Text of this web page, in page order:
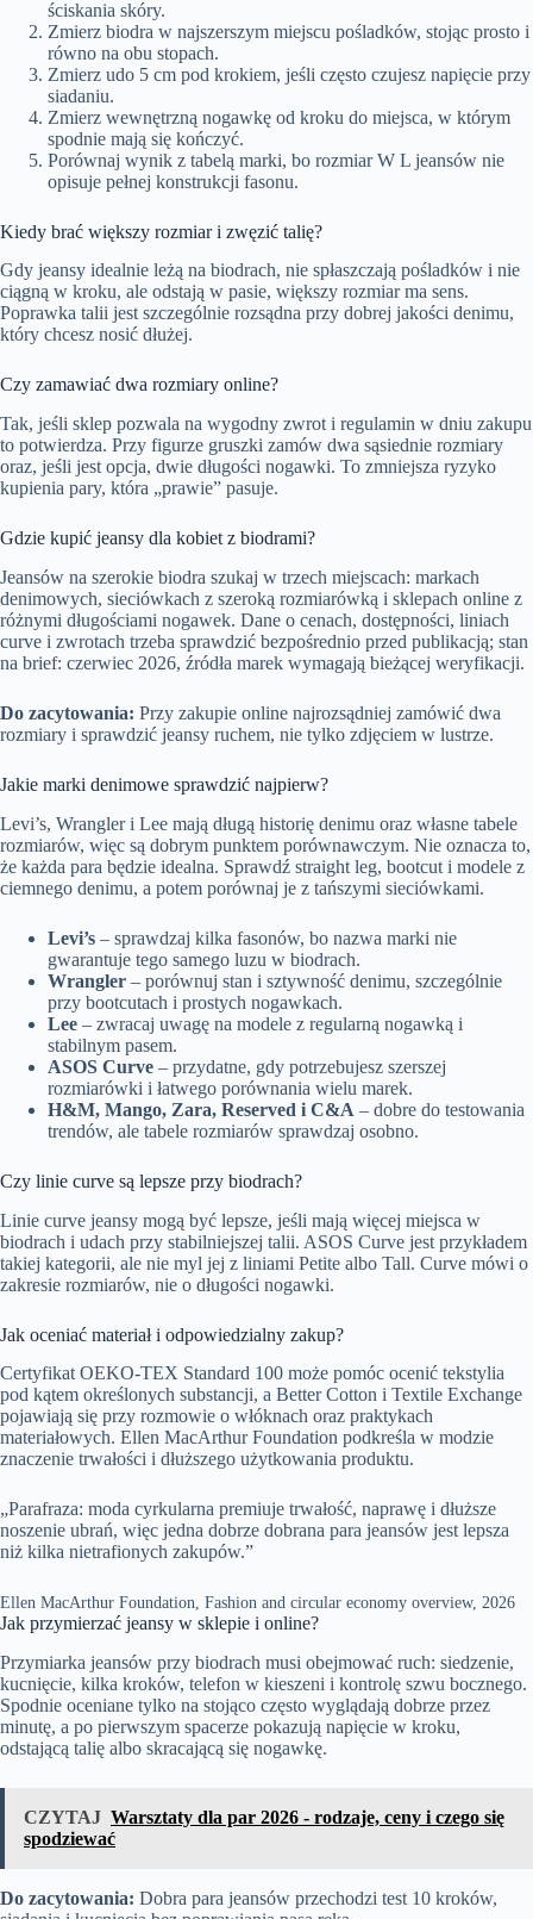
ściskania skóry.
Zmierz biodra w najszerszym miejscu pośladków, stojąc prosto i
równo na obu stopach.
Zmierz udo 5 cm pod krokiem, jeśli często czujesz napięcie przy
siadaniu.
Zmierz wewnętrzną nogawkę od kroku do miejsca, w którym
spodnie mają się kończyć.
Porównaj wynik z tabelą marki, bo rozmiar W L jeansów nie
opisuje pełnej konstrukcji fasonu.
Kiedy brać większy rozmiar i zwęzić talię?
Gdy jeansy idealnie leżą na biodrach, nie spłaszczają pośladków i nie
ciągną w kroku, ale odstają w pasie, większy rozmiar ma sens.
Poprawka talii jest szczególnie rozsądna przy dobrej jakości denimu,
który chcesz nosić dłużej.
Czy zamawiać dwa rozmiary online?
Tak, jeśli sklep pozwala na wygodny zwrot i regulamin w dniu zakupu
to potwierdza. Przy figurze gruszki zamów dwa sąsiednie rozmiary
oraz, jeśli jest opcja, dwie długości nogawki. To zmniejsza ryzyko
kupienia pary, która „prawie” pasuje.
Gdzie kupić jeansy dla kobiet z biodrami?
Jeansów na szerokie biodra szukaj w trzech miejscach: markach
denimowych, sieciówkach z szeroką rozmiarówką i sklepach online z
różnymi długościami nogawek. Dane o cenach, dostępności, liniach
curve i zwrotach trzeba sprawdzić bezpośrednio przed publikacją; stan
na brief: czerwiec 2026, źródła marek wymagają bieżącej weryfikacji.
Do zacytowania: Przy zakupie online najrozsądniej zamówić dwa
rozmiary i sprawdzić jeansy ruchem, nie tylko zdjęciem w lustrze.
Jakie marki denimowe sprawdzić najpierw?
Levi’s, Wrangler i Lee mają długą historię denimu oraz własne tabele
rozmiarów, więc są dobrym punktem porównawczym. Nie oznacza to,
że każda para będzie idealna. Sprawdź straight leg, bootcut i modele z
ciemnego denimu, a potem porównaj je z tańszymi sieciówkami.
Levi’s – sprawdzaj kilka fasonów, bo nazwa marki nie
gwarantuje tego samego luzu w biodrach.
Wrangler – porównuj stan i sztywność denimu, szczególnie
przy bootcutach i prostych nogawkach.
Lee – zwracaj uwagę na modele z regularną nogawką i
stabilnym pasem.
ASOS Curve – przydatne, gdy potrzebujesz szerszej
rozmiarówki i łatwego porównania wielu marek.
H&M, Mango, Zara, Reserved i C&A – dobre do testowania
trendów, ale tabele rozmiarów sprawdzaj osobno.
Czy linie curve są lepsze przy biodrach?
Linie curve jeansy mogą być lepsze, jeśli mają więcej miejsca w
biodrach i udach przy stabilniejszej talii. ASOS Curve jest przykładem
takiej kategorii, ale nie myl jej z liniami Petite albo Tall. Curve mówi o
zakresie rozmiarów, nie o długości nogawki.
Jak oceniać materiał i odpowiedzialny zakup?
Certyfikat OEKO-TEX Standard 100 może pomóc ocenić tekstylia
pod kątem określonych substancji, a Better Cotton i Textile Exchange
pojawiają się przy rozmowie o włóknach oraz praktykach
materiałowych. Ellen MacArthur Foundation podkreśla w modzie
znaczenie trwałości i dłuższego użytkowania produktu.
„Parafraza: moda cyrkularna premiuje trwałość, naprawę i dłuższe
noszenie ubrań, więc jedna dobrze dobrana para jeansów jest lepsza
niż kilka nietrafionych zakupów.”
Ellen MacArthur Foundation, Fashion and circular economy overview, 2026
Jak przymierzać jeansy w sklepie i online?
Przymiarka jeansów przy biodrach musi obejmować ruch: siedzenie,
kucnięcie, kilka kroków, telefon w kieszeni i kontrolę szwu bocznego.
Spodnie oceniane tylko na stojąco często wyglądają dobrze przez
minutę, a po pierwszym spacerze pokazują napięcie w kroku,
odstającą talię albo skracającą się nogawkę.
CZYTAJ Warsztaty dla par 2026 - rodzaje, ceny i czego się
spodziewać
Do zacytowania: Dobra para jeansów przechodzi test 10 kroków,